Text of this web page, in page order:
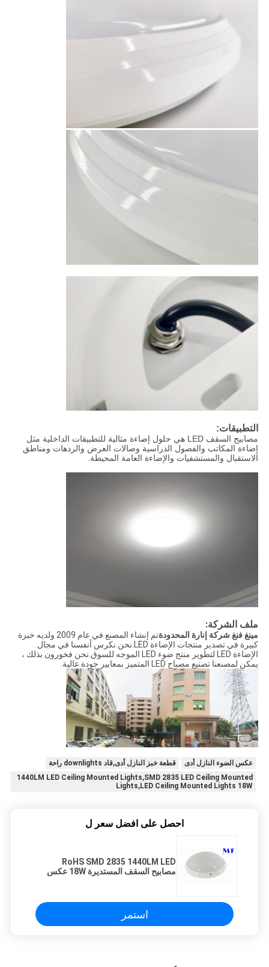
التطبيقات:
مصابيح السقف LED هي حلول إضاءة مثالية للتطبيقات الداخلية مثل
إضاءة المكاتب والفصول الدراسية وصالات العرض والردهات ومناطق
الاستقبال والمستشفيات والإضاءة العامة المحيطة.
ملف الشركة:
مينغ فنغ شركة إنارة المحدودة
تم إنشاء المصنع في عام 2009 ولديه خبرة
كبيرة في تصدير منتجات الإضاءة LED.نحن نكرس أنفسنا في مجال
الإضاءة LED لتطوير منتج ضوء LED الموجه للسوق.نحن فخورون بذلك ،
يمكن لمصنعنا تصنيع مصباح LED المتميز بمعايير جودة عالية.
عكس الضوء النازل أدى
قطعة خبز النازل أدى,قاد downlights راحة
1440LM LED Ceiling Mounted Lights,SMD 2835 LED Ceiling Mounted
Lights,LED Ceiling Mounted Lights 18W
احصل على افضل سعر ل
RoHS SMD 2835 1440LM LED
مصابيح السقف المستديرة 18W عكس
استمر